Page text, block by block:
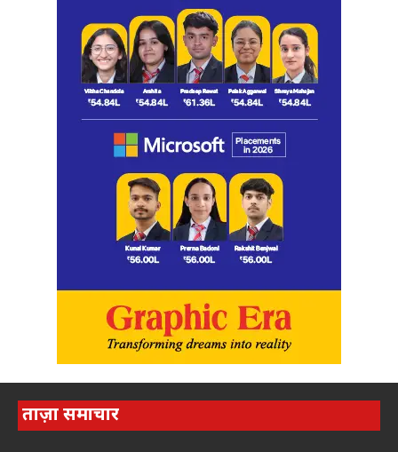
ताज़ा समाचार